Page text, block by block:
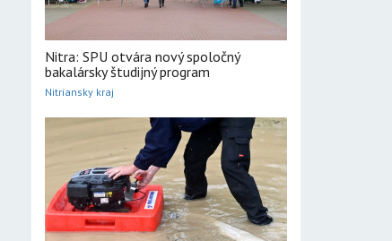
Nitra: SPU otvára nový spoločný
bakalársky študijný program
Nitriansky kraj